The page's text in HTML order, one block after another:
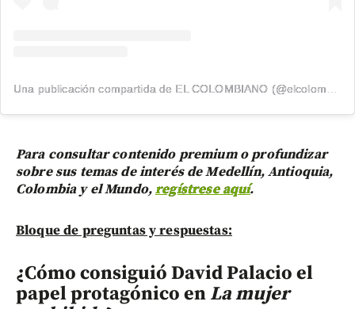
Para consultar contenido premium o profundizar
sobre sus temas de interés de Medellín, Antioquia,
Colombia y el Mundo,regístrese aquí.
Bloque de preguntas y respuestas:
¿Cómo consiguió David Palacio el
papel protagónico en La mujer